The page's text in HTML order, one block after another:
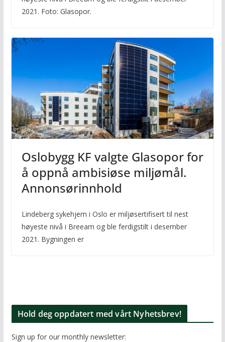
2021. Foto: Glasopor.
Oslobygg KF valgte Glasopor for
å oppnå ambisiøse miljømål.
Annonsørinnhold
Lindeberg sykehjem i Oslo er miljøsertifisert til nest
høyeste nivå i Breeam og ble ferdigstilt i desember
2021. Bygningen er
Hold deg oppdatert med vårt Nyhetsbrev!
Sign up for our monthly newsletter: